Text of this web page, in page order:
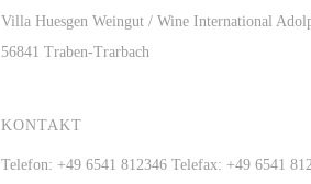
Villa Huesgen Weingut / Wine International
56841 Traben-Trarbach
KONTAKT
Telefon: +49 6541 812346 Telefax: +49 6541